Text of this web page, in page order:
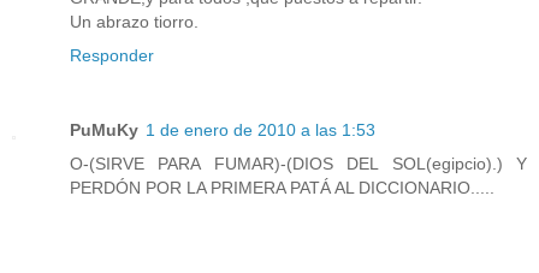
Un abrazo tiorro.
Responder
PuMuKy 1 de enero de 2010 a las 1:53
O-(SIRVE PARA FUMAR)-(DIOS DEL SOL(egipcio).) Y
PERDÓN POR LA PRIMERA PATÁ AL DICCIONARIO.....